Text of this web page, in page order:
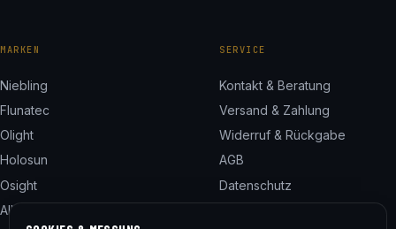
MARKEN
Niebling
Flunatec
Olight
Holosun
Osight
Alle 24 Marken
SERVICE
Kontakt & Beratung
Versand & Zahlung
Widerruf & Rückgabe
AGB
Datenschutz